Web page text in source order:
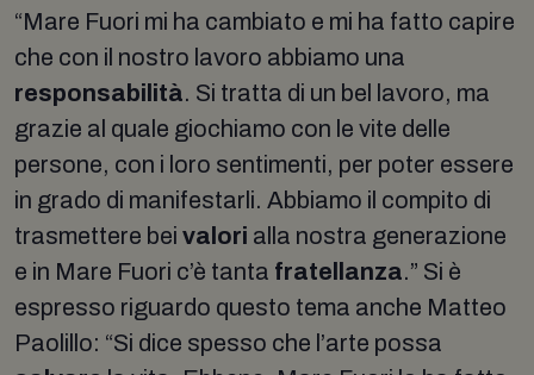
“Mare Fuori mi ha cambiato e mi ha fatto capire
che con il nostro lavoro abbiamo una
responsabilità. Si tratta di un bel lavoro, ma
grazie al quale giochiamo con le vite delle
persone, con i loro sentimenti, per poter essere
in grado di manifestarli. Abbiamo il compito di
trasmettere bei valori alla nostra generazione
e in Mare Fuori c’è tanta fratellanza.” Si è
espresso riguardo questo tema anche Matteo
Paolillo: “Si dice spesso che l’arte possa